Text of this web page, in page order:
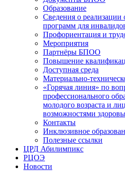
Образование
Сведения о реализации
программ для
Профориентация и
Мероприятия
Партнёры БПОО
Повышение
Доступная среда
Материально-
«Горячая линия» по
профессионального
молодого возраста и
возможностями
Контакты
Инклюзивное
Полезные ссылки
ЦРД Абилимпикс
РЦОЭ
Новости